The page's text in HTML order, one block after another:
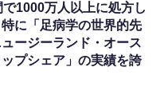
1000万人以上に処方し
に「足病学の世界的先
ージーランド・オース
ップシェア」の実績を誇